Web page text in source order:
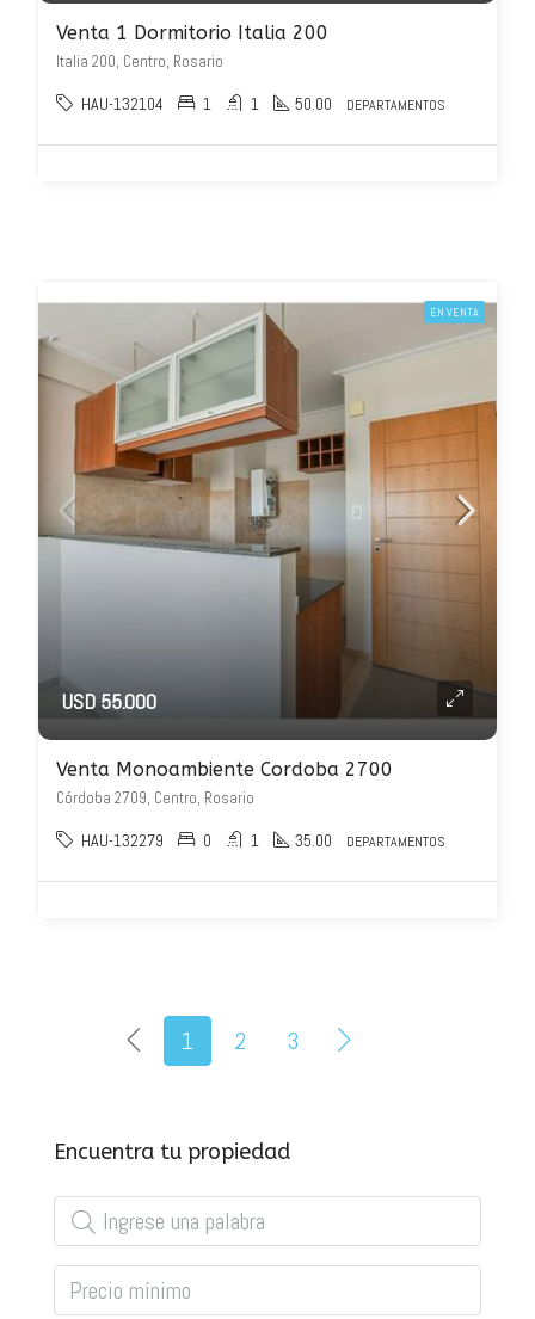
Venta 1 Dormitorio Italia 200
Italia 200, Centro, Rosario
HAU-132104 1 1 50.00 DEPARTAMENTOS
EN VENTA
USD 55.000
Venta Monoambiente Cordoba 2700
Córdoba 2709, Centro, Rosario
HAU-132279 0 1 35.00 DEPARTAMENTOS
1 2 3
Encuentra tu propiedad